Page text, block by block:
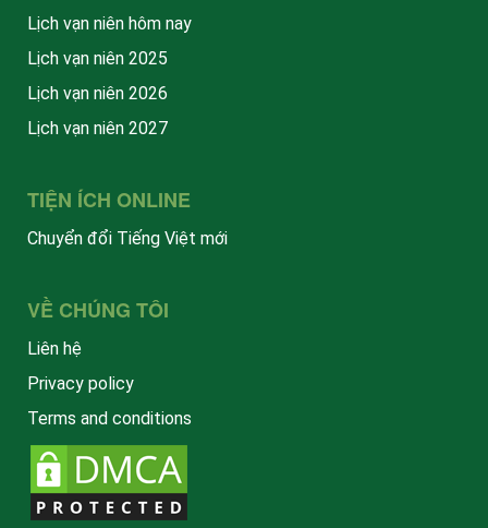
Lịch vạn niên hôm nay
Lịch vạn niên 2025
Lịch vạn niên 2026
Lịch vạn niên 2027
TIỆN ÍCH ONLINE
Chuyển đổi Tiếng Việt mới
VỀ CHÚNG TÔI
Liên hệ
Privacy policy
Terms and conditions